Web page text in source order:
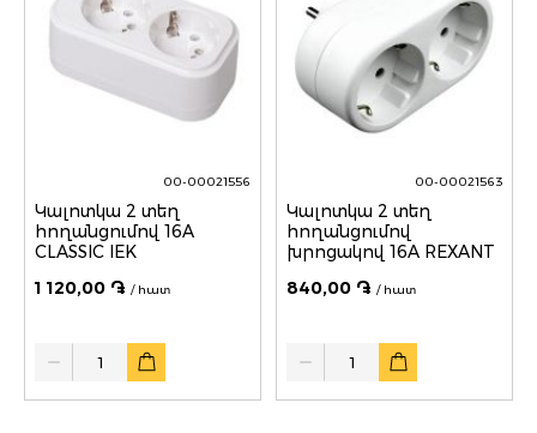
00-00021556
Կալոտկա 2 տեղ
հողանցումով 16A
CLASSIC IEK
1 120,00 ֏ / հատ
Quantity
00-00021563
Կալոտկա 2 տեղ
հողանցումով
խրոցակով 16A REXANT
840,00 ֏ / հատ
Quantity